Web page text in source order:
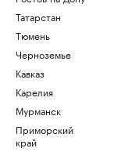
Татарстан
Тюмень
Черноземье
Кавказ
Карелия
Мурманск
Приморский
край